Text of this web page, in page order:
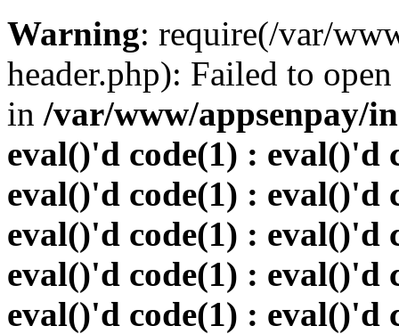
Warning: require(/var/
header.php): Failed to
in /var/www/appsenpay/
eval()'d code(1) : eval()'d
eval()'d code(1) : eval()'d
eval()'d code(1) : eval()'d
eval()'d code(1) : eval()'d
eval()'d code(1) : eval()'d